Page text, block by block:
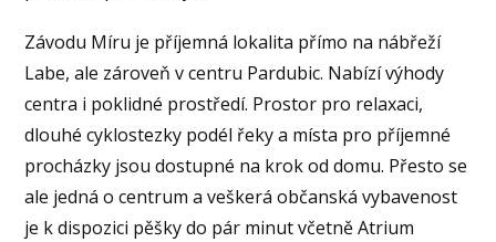
Závodu Míru je příjemná lokalita přímo na nábřeží
Labe, ale zároveň v centru Pardubic. Nabízí výhody
centra i poklidné prostředí. Prostor pro relaxaci,
dlouhé cyklostezky podél řeky a místa pro příjemné
procházky jsou dostupné na krok od domu. Přesto se
ale jedná o centrum a veškerá občanská vybavenost
je k dispozici pěšky do pár minut včetně Atrium